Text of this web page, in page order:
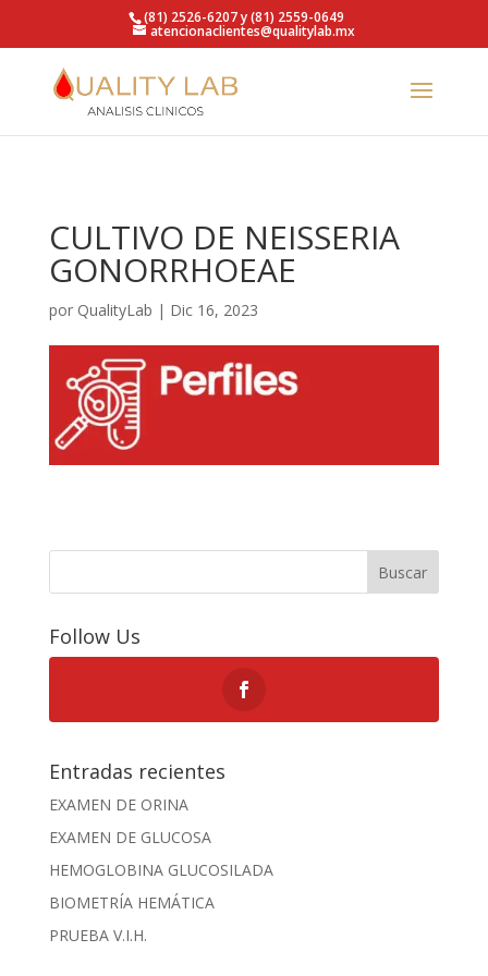
https://qualitylab.mx/(81) 2526-6207 y (81) 2559-0649
atencionaclientes@qualitylab.mx
CULTIVO DE NEISSERIA
GONORRHOEAE
por QualityLab | Dic 16, 2023
Buscar
Follow Us
Entradas recientes
EXAMEN DE ORINA
EXAMEN DE GLUCOSA
HEMOGLOBINA GLUCOSILADA
BIOMETRÍA HEMÁTICA
PRUEBA V.I.H.